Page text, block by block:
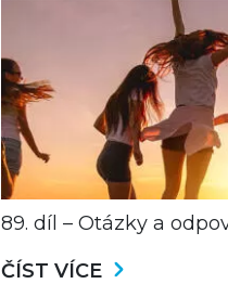
89. díl – Otázky a
ČÍST VÍCE